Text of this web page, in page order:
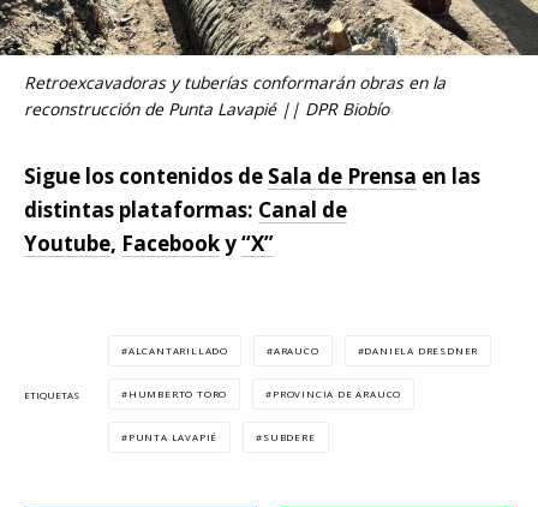
Retroexcavadoras y tuberías conformarán obras en la
reconstrucción de Punta Lavapié || DPR Biobío
Sigue los contenidos de Sala de Prensa en las
distintas plataformas: Canal de
Youtube, Facebooky“X”
ETIQUETAS
ALCANTARILLADO ARAUCO DANIELA DRESDNER
HUMBERTO TORO PROVINCIA DE ARAUCO
PUNTA LAVAPIÉ SUBDERE